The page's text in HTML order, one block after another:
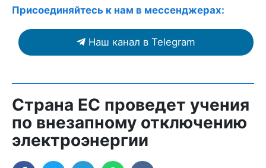
Присоединяйтесь к нам в мессенджерах:
Наш канал в Telegram
Страна ЕС проведет учения
по внезапному отключению
электроэнергии